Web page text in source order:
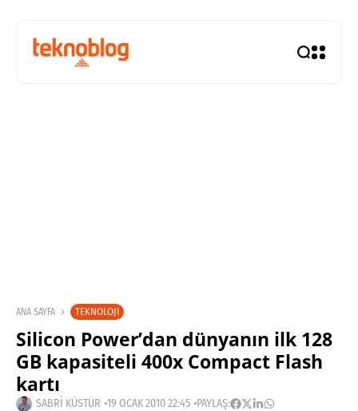
ANA SAYFA TEKNOLOJI
Silicon Power’dan dünyanın ilk 128
GB kapasiteli 400x Compact Flash
kartı
SABRI KÜSTÜR 19 OCAK 2010 22:45 PAYLAŞ: